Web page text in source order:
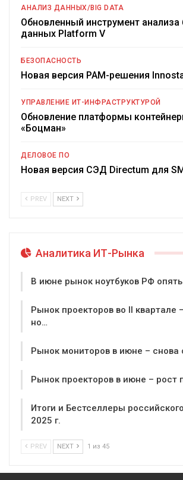
АНАЛИЗ ДАННЫХ/BIG DATA
Обновленный инструмент
данных Platform V
БЕЗОПАСНОСТЬ
Новая версия PAM-решения
УПРАВЛЕНИЕ ИТ-ИНФРАСТРУКТУРОЙ
Обновление платформы
«Боцман»
ДЕЛОВОЕ ПО
Новая версия СЭД Directum для
PREV NEXT
Аналитика ИТ-Рынка
В июне рынок ноутбуков РФ
Рынок проекторов во II квартале
но…
Рынок мониторов в июне – снова
Рынок проекторов в июне – рост
Итоги и Бестселлеры
2025 г.
PREV NEXT 1 из 45